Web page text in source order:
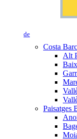
de
Costa
Alt
Paisatges